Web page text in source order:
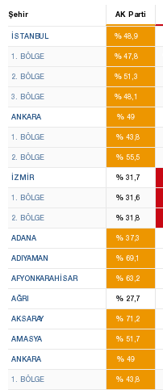
Şehir AK Parti
İSTANBUL %48,9
46
1. BÖLGE %47,8
2. BÖLGE %51,3
3. BÖLGE %48,1
ANKARA % 49
1. BÖLGE %43,8
2. BÖLGE %55,5
İZMIR %31,7
1. BÖLGE %31,6
2. BÖLGE %31,8
ADANA %37,3
ADIYAMAN %69,1
AFYONKARAHISAR %63,2
AĞRI %27,7
AKSARAY %71,2
AMASYA %51,7
ANKARA % 49
1. BÖLGE %43,8